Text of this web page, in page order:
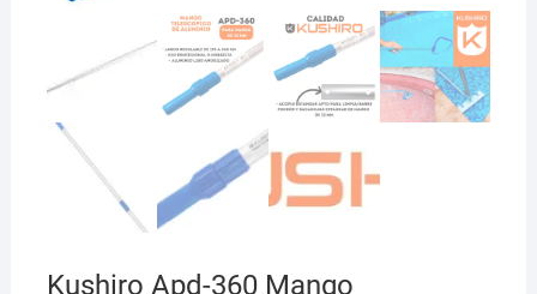
Kushiro Apd-360 Mango